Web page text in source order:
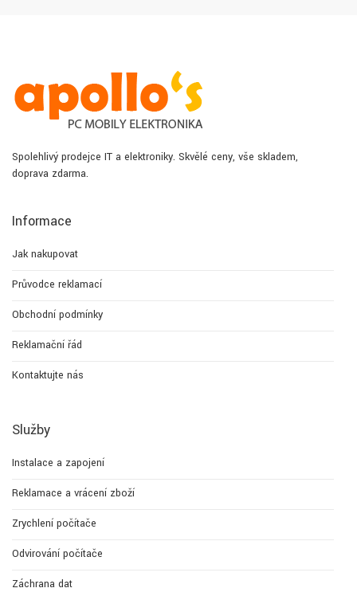
Spolehlivý prodejce IT a elektroniky. Skvělé ceny, vše skladem,
doprava zdarma.
Informace
Jak nakupovat
Průvodce reklamací
Obchodní podmínky
Reklamační řád
Kontaktujte nás
Služby
Instalace a zapojení
Reklamace a vrácení zboží
Zrychlení počítače
Odvirování počítače
Záchrana dat